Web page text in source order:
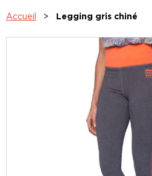
Accueil Legging gris chiné